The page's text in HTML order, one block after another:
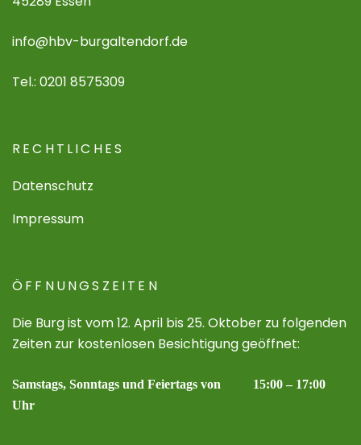
info@hbv-burgaltendorf.de
Tel.: 0201 8575309
RECHTLICHES
Datenschutz
Impressum
ÖFFNUNGSZEITEN
Die Burg ist vom 12. April bis 25. Oktober zu folgenden
Zeiten zur kostenlosen Besichtigung geöffnet:
Samstags, Sonntags und Feiertags von 15:00 – 17:00
Uhr